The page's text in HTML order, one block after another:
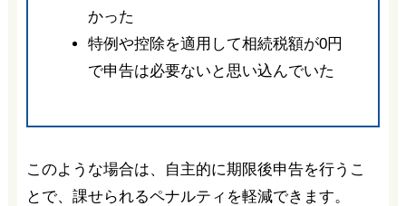
かった
特例や控除を適用して相続税額が0円
で申告は必要ないと思い込んでいた
このような場合は、自主的に期限後申告を行うこ
とで、課せられるペナルティを軽減できます。